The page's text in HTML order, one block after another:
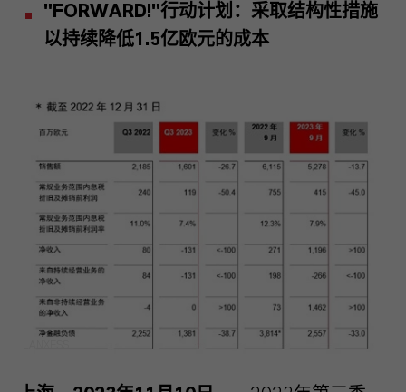
"FORWARD!"行动计划：采取结构性措施
以持续降低1.5亿欧元的成本